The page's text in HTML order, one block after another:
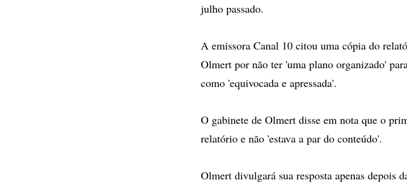
julho passado.
A emissora Canal 10 citou uma cópia do
Olmert por não ter 'uma plano organizado'
como 'equivocada e apressada'.
O gabinete de Olmert disse em nota que o
relatório e não 'estava a par do conteúdo'.
Olmert divulgará sua resposta apenas depois